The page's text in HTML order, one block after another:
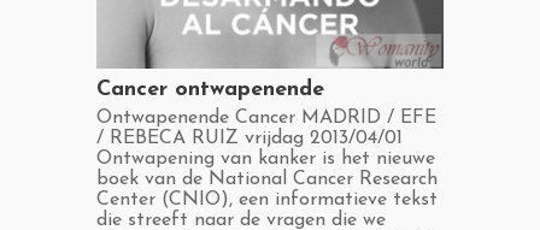
​Cancer ontwapenende
​Ontwapenende Cancer MADRID / EFE
/ REBECA RUIZ vrijdag 2013/04/01
Ontwapening van kanker is het nieuwe
boek van de National Cancer Research
Center (CNIO), een informatieve tekst
die streeft naar de vragen die we